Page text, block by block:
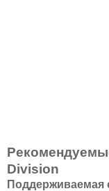
Division
Поддерживаемая